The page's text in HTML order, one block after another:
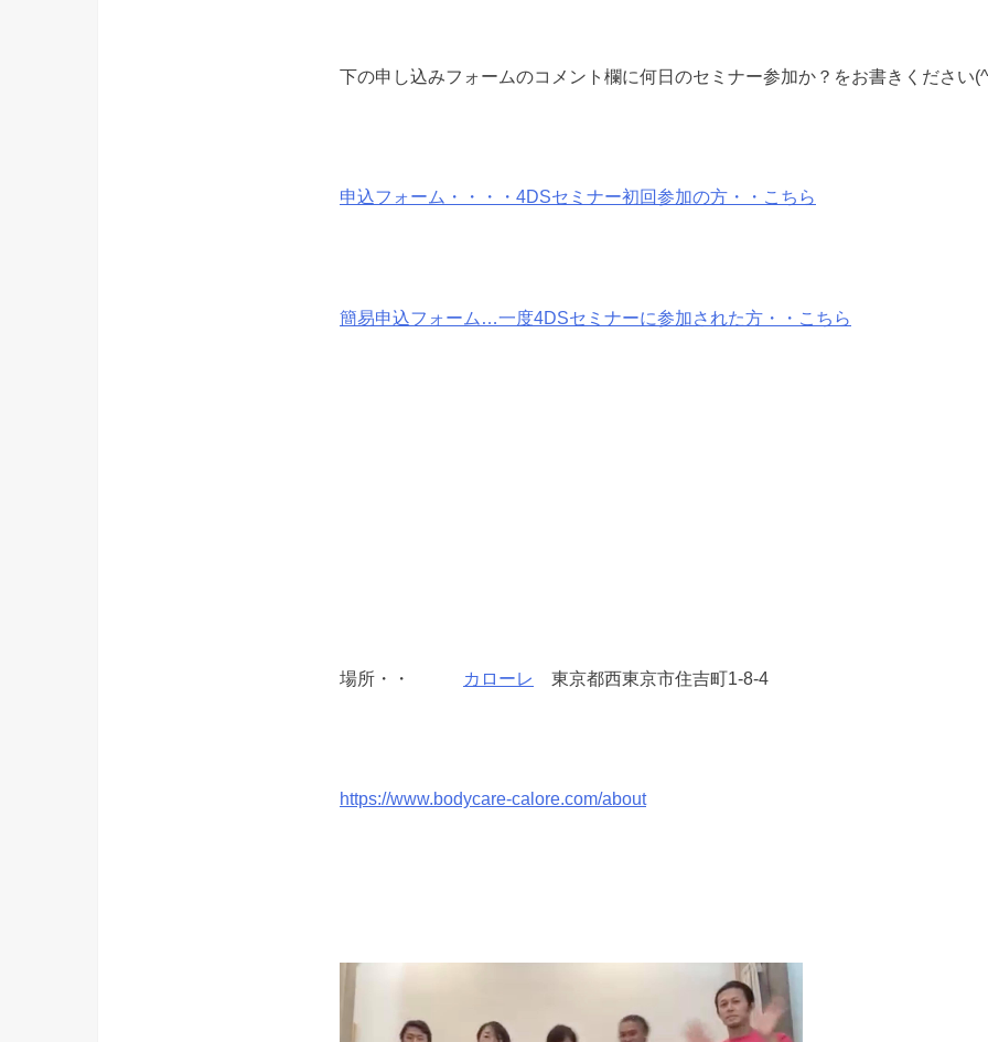
下の申し込みフォームのコメント欄に何日のセミナー参加か？をお書きください
申込フォーム・・・・4DSセミナー初回参加の方・・こちら
簡易申込フォーム…一度4DSセミナーに参加された方・・こちら
場所・・ カローレ 東京都西東京市住吉町1-8-4
https://www.bodycare-calore.com/about